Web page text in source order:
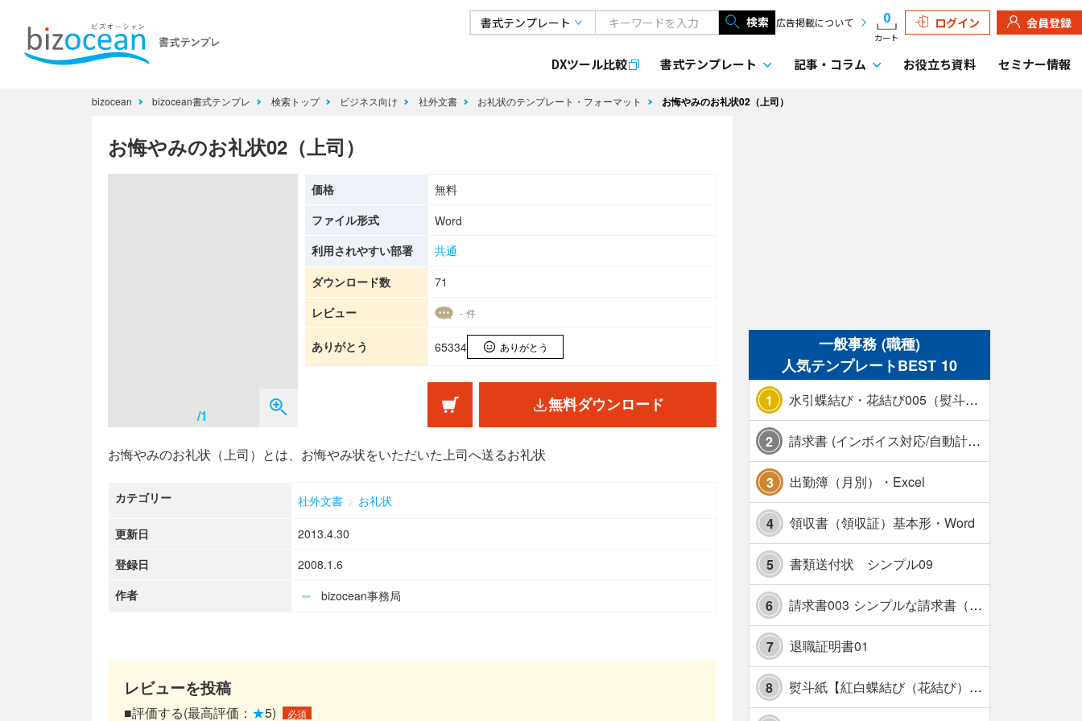
検索 広告掲載について 0
カート
ログイン 会員登録
DXツール比較 書式テンプレート 記事・ コラム お役立ち資料 セミナー情報
bizocean bizocean書式テンプレ 検索トップ ビジネス向け 社外文書 お礼状のテンプレート・フォーマット お悔やみのお礼状02（上司）
お悔やみのお礼状02（上司）
/1
価格
無料
ファイル形式
Word
利用されやすい部署
共通
ダウンロード数
71
レビュー
- 件
ありがとう 65334 ありがとう
無料ダウンロード
お悔やみのお礼状（上司）とは、お悔やみ状をいただいた上司へ送るお礼状
カテゴリー 社外文書 > お礼状
更新日
2013.4.30
登録日
2008.1.6
作者
bizocean事務局
レビューを投稿
■評価する(最高評価： ★5) 必須
一般事務 (職種)
人気テンプレートBEST 10
1 水引蝶結び・花結び005（熨斗あり）
2 請求書 (インボイス対応/自動計算/A4 縦) カラー 使い方解説あり
3 出勤簿（月別）・Excel
4 領収書（領収証）基本形・Word
5 書類送付状 シンプル09
6 請求書003 シンプルな請求書（消費税10％対応）
7 退職証明書01
8 熨斗紙【紅白蝶結び（花結び）・水引7本】・Excel